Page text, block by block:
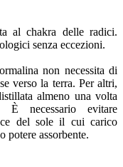
al chakra delle radici.
senza eccezioni.
non necessita di
verso la terra. Per altri,
almeno una volta
È necessario evitare
del sole il cui carico
potere assorbente.